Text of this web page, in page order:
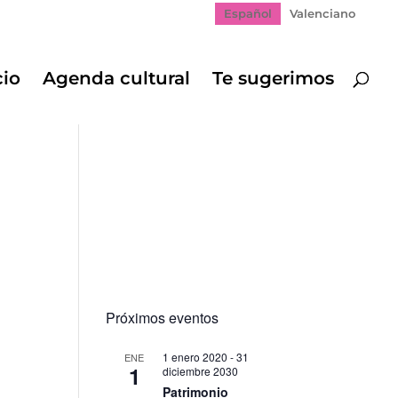
Español Valenciano
Agenda cultural Te sugerimos
Próximos eventos
ENE
1
1 enero 2020 -31
diciembre 2030
Patrimonio